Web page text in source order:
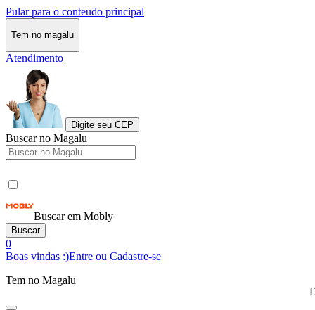
Pular para o conteudo principal
Tem no magalu
Atendimento
Digite seu CEP
Buscar no Magalu
Buscar em Mobly
Buscar
0
Boas vindas :)Entre ou Cadastre-se
Tem no Magalu